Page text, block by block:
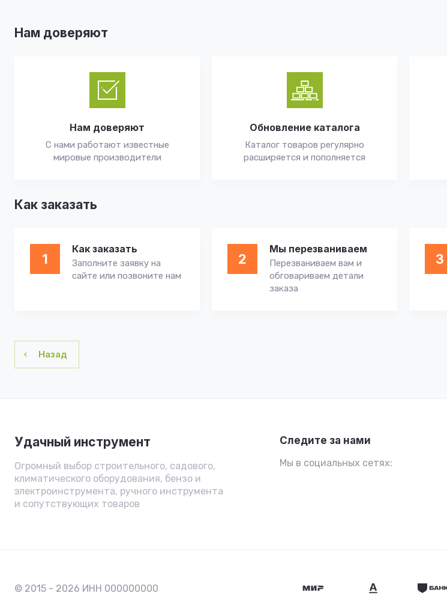
Нам доверяют
Нам доверяют
С нами работают известные
мировые производители
Обновление каталога
Каталог товаров регулярно
расширяется и пополняется
Как заказать
1
Как заказать
Заполните заявку на
сайте или позвоните нам
2
Мы перезваниваем
Перезваниваем вам и
обговариваем детали
заказа
3
Назад
Удачный инструмент
Огромный выбор строительного, садового,
климатического оборудования, бензо и
электроинструмента, ручного инструмента
и сопутствующих товаров
Следите за нами
Мы в социальных сетях:
© 2015 - 2026 ИНН 000000000